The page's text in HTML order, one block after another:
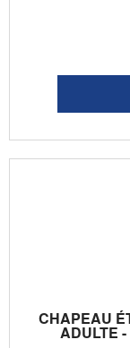
CHAPEAU
ADULTE